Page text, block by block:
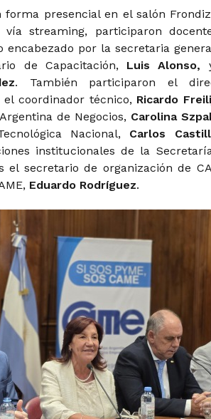
presencial en el salón
víastreaming, participaron
encabezado por la secretaria
de Capacitación, Luis Alonso,
. También participaron el
el coordinador técnico, Ricardo
de Negocios, Carolina
Nacional, Carlos
institucionales de la
el secretario de organización de
Eduardo Rodríguez.